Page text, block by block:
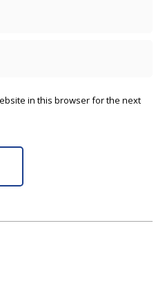
in this browser for the next